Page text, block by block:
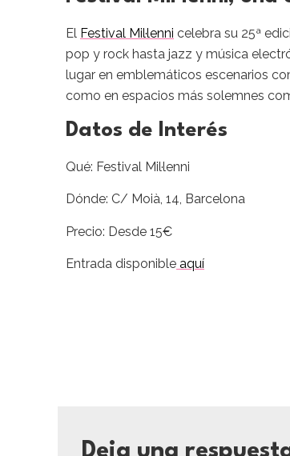
El Festival Mil·lenni celebra su 25ª
pop y rock hasta jazz y música
lugar en emblemáticos escenarios
como en espacios más solemnes
Datos de Interés
Qué: Festival Mil·lenni
Dónde: C/ Moià, 14, Barcelona
Precio: Desde 15€
Entrada disponible aquí